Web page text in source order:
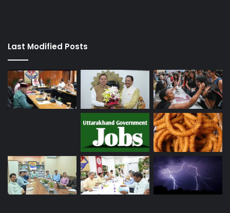
Last Modified Posts